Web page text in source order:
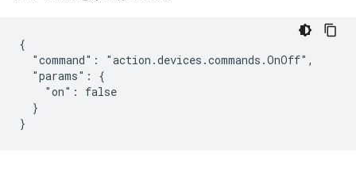
{
  "command": "action.devices.commands.OnOff",
  "params": {
    "on": false
  }
}